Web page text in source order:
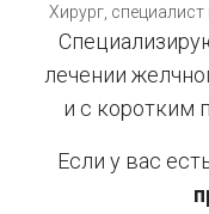
Хирург,
лечении
и с коротким
Если у вас